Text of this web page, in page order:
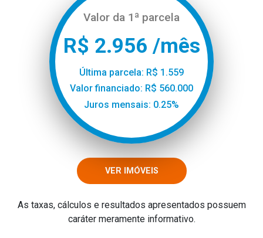
Valor da 1ª parcela
R$ 2.956 /mês
Última parcela: R$ 1.559
Valor financiado: R$ 560.000
Juros mensais: 0.25%
VER IMÓVEIS
As taxas, cálculos e resultados apresentados possuem
caráter meramente informativo.